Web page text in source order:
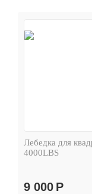
Лебедка для
4000LBS
9 000 Р